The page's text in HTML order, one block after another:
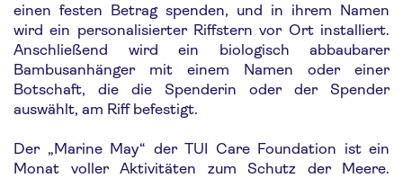
einen festen Betrag spenden, und in ihrem Namen
wird ein personalisierter Riffstern vor Ort installiert.
Anschließend wird ein biologisch abbaubarer
Bambusanhänger mit einem Namen oder einer
Botschaft, die die Spenderin oder der Spender
auswählt, am Riff befestigt.
Der „Marine May“ der TUI Care Foundation ist ein
Monat voller Aktivitäten zum Schutz der Meere.